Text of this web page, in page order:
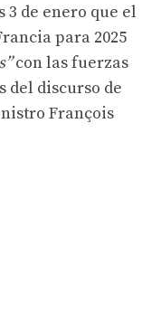
de enero que el
para 2025
con las fuerzas
del discurso de
François